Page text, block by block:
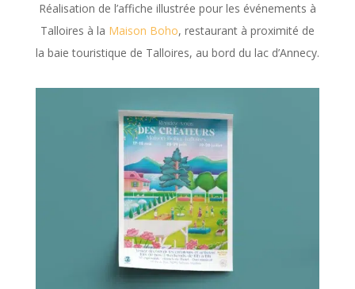
Réalisation de l’affiche illustrée pour les événements à
Talloires à la Maison Boho, restaurant à proximité de
la baie touristique de Talloires, au bord du lac d’Annecy.